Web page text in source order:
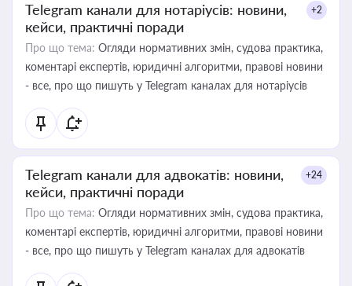
Telegram канали для нотаріусів: новини,
кейси, практичні поради
+2
Про що тема: Огляди нормативних змін, судова практика,
коментарі експертів, юридичні алгоритми, правові новини
- все, про що пишуть у Telegram каналах для нотаріусів
Telegram канали для адвокатів: новини,
кейси, практичні поради
+24
Про що тема: Огляди нормативних змін, судова практика,
коментарі експертів, юридичні алгоритми, правові новини
- все, про що пишуть у Telegram каналах для адвокатів